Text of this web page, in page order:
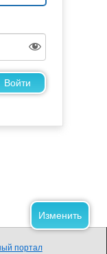
портал